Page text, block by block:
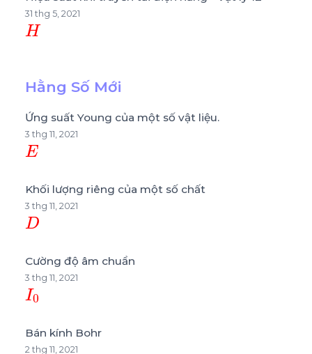
31 thg 5, 2021
H
Hằng Số Mới
Ứng suất Young của một số vật liệu.
3 thg 11, 2021
E
Khối lượng riêng của một số chất
3 thg 11, 2021
D
Cường độ âm chuẩn
3 thg 11, 2021
I0
Bán kính Bohr
2 thg 11, 2021